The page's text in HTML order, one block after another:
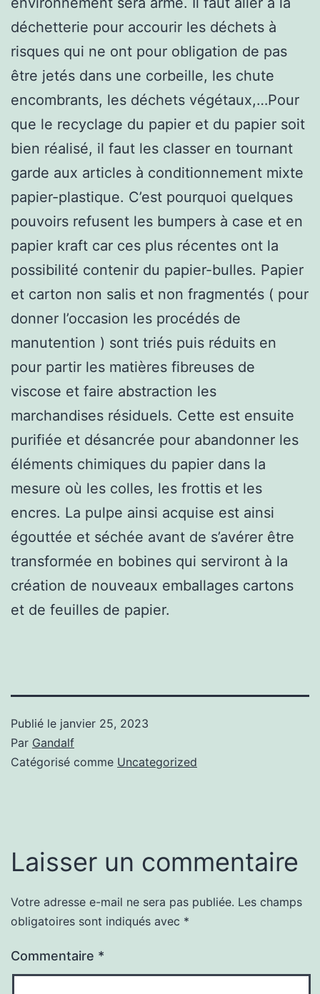
déchetterie pour accourir les déchets à
risques qui ne ont pour obligation de pas
être jetés dans une corbeille, les chute
encombrants, les déchets végétaux,…Pour
que le recyclage du papier et du papier soit
bien réalisé, il faut les classer en tournant
garde aux articles à conditionnement mixte
papier-plastique. C’est pourquoi quelques
pouvoirs refusent les bumpers à case et en
papier kraft car ces plus récentes ont la
possibilité contenir du papier-bulles. Papier
et carton non salis et non fragmentés ( pour
donner l’occasion les procédés de
manutention ) sont triés puis réduits en
pour partir les matières fibreuses de
viscose et faire abstraction les
marchandises résiduels. Cette est ensuite
purifiée et désancrée pour abandonner les
éléments chimiques du papier dans la
mesure où les colles, les frottis et les
encres. La pulpe ainsi acquise est ainsi
égouttée et séchée avant de s’avérer être
transformée en bobines qui serviront à la
création de nouveaux emballages cartons
et de feuilles de papier.
Publié le janvier 25, 2023
Par Gandalf
Catégorisé comme Uncategorized
Laisser un commentaire
Votre adresse e-mail ne sera pas publiée. Les champs
obligatoires sont indiqués avec *
Commentaire *